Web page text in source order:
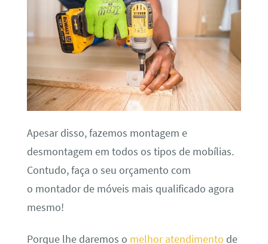
Apesar disso, fazemos montagem e
desmontagem em todos os tipos de mobílias.
Contudo, faça o seu orçamento com
o montador de móveis mais qualificado agora
mesmo!
Porque lhe daremos o melhor atendimento de